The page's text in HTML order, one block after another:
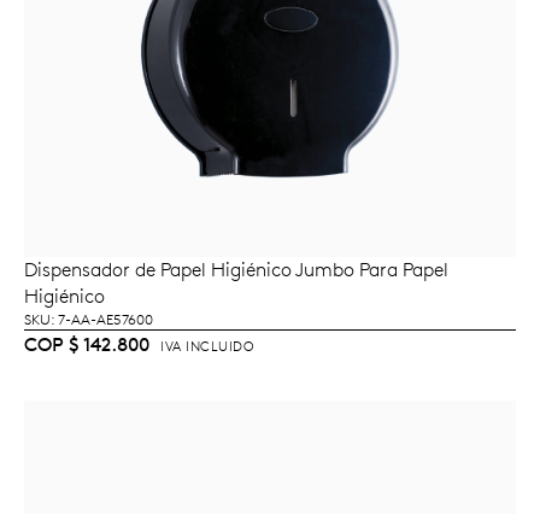
AÑADIR AL CARRITO
Dispensador de Papel Higiénico Jumbo Para Papel
Higiénico
SKU: 7-AA-AE57600
COP $ 142.800 IVA INCLUIDO